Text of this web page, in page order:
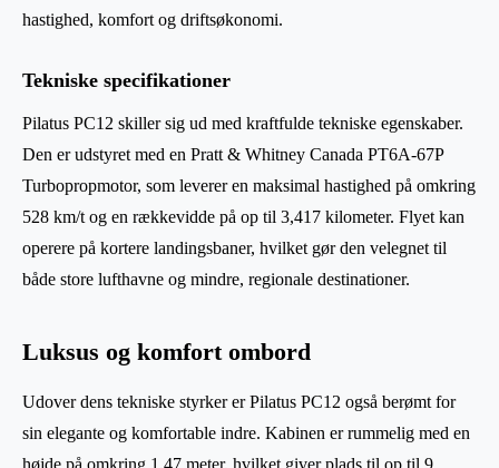
hastighed, komfort og driftsøkonomi.
Tekniske specifikationer
Pilatus PC12 skiller sig ud med kraftfulde tekniske egenskaber.
Den er udstyret med en Pratt & Whitney Canada PT6A-67P
Turbopropmotor, som leverer en maksimal hastighed på omkring
528 km/t og en rækkevidde på op til 3,417 kilometer. Flyet kan
operere på kortere landingsbaner, hvilket gør den velegnet til
både store lufthavne og mindre, regionale destinationer.
Luksus og komfort ombord
Udover dens tekniske styrker er Pilatus PC12 også berømt for
sin elegante og komfortable indre. Kabinen er rummelig med en